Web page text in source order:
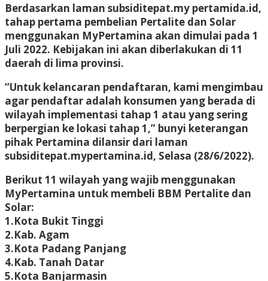
Berdasarkan laman subsiditepat.my pertamida.id,
tahap pertama pembelian Pertalite dan Solar
menggunakan MyPertamina akan dimulai pada 1
Juli 2022. Kebijakan ini akan diberlakukan di 11
daerah di lima provinsi.
“Untuk kelancaran pendaftaran, kami mengimbau
agar pendaftar adalah konsumen yang berada di
wilayah implementasi tahap 1 atau yang sering
berpergian ke lokasi tahap 1,” bunyi keterangan
pihak Pertamina dilansir dari laman
subsiditepat.mypertamina.id, Selasa (28/6/2022).
Berikut 11 wilayah yang wajib menggunakan
MyPertamina untuk membeli BBM Pertalite dan
Solar:
1.Kota Bukit Tinggi
2.Kab. Agam
3.Kota Padang Panjang
4.Kab. Tanah Datar
5.Kota Banjarmasin